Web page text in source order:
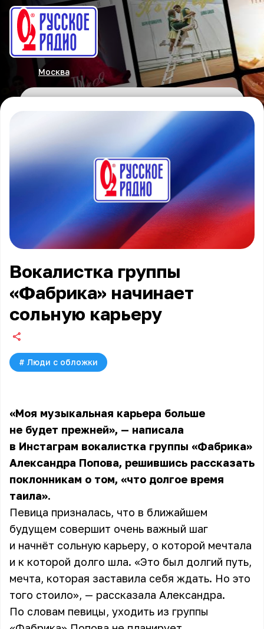
Москва
Вокалистка группы
«Фабрика» начинает
сольную карьеру
# Люди с обложки
«Моя музыкальная карьера больше
не будет прежней», — написала
в Инстаграм вокалистка группы «Фабрика»
Александра Попова, решившись рассказать
поклонникам о том, «что долгое время
таила».
Певица призналась, что в ближайшем
будущем совершит очень важный шаг
и начнёт сольную карьеру, о которой мечтала
и к которой долго шла. «Это был долгий путь,
мечта, которая заставила себя ждать. Но это
того стоило», — рассказала Александра.
По словам певицы, уходить из группы